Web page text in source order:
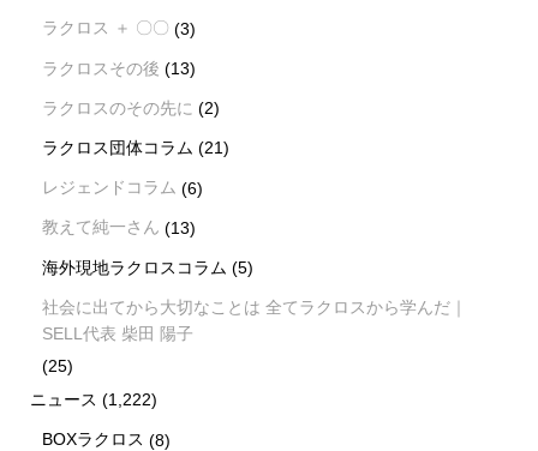
ラクロス ＋ 〇〇 (3)
ラクロスその後 (13)
ラクロスのその先に (2)
ラクロス団体コラム (21)
レジェンドコラム (6)
教えて純一さん (13)
海外現地ラクロスコラム (5)
社会に出てから大切なことは 全てラクロスから学んだ｜
SELL代表 柴田 陽子
(25)
ニュース (1,222)
BOXラクロス (8)